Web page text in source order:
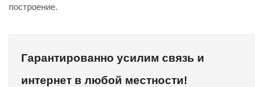
построение.
Гарантированно усилим связь и
интернет в любой местности!